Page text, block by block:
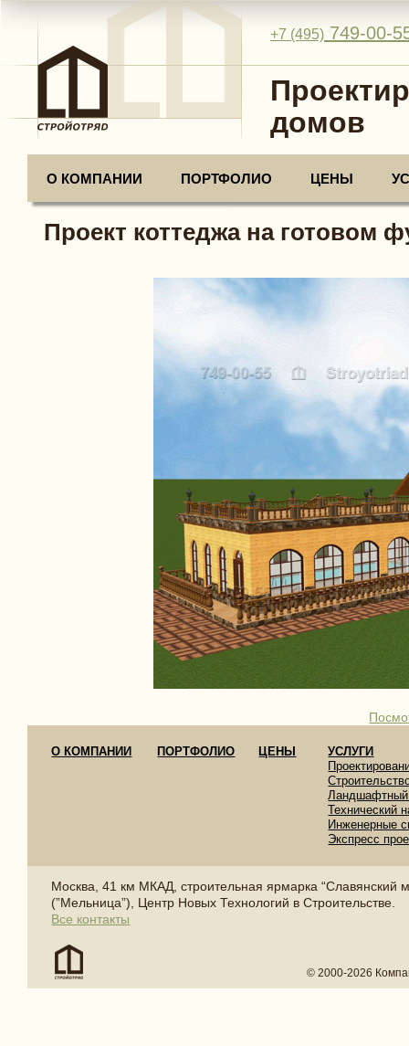
домов
+7 (495) 749-00-
О КОМПАНИИ ПОРТФОЛИО ЦЕНЫ
Проект коттеджа на готовом
О КОМПАНИИ ПОРТФОЛИО ЦЕНЫ
УСЛУГИ
Ландшафтный
Технический
Инженерные
Экспресс
Москва, 41 км МКАД, строительная ярмарка “Славянский
(”Мельница”), Центр Новых Технологий в Строительстве.
Все контакты
© 2000-2026